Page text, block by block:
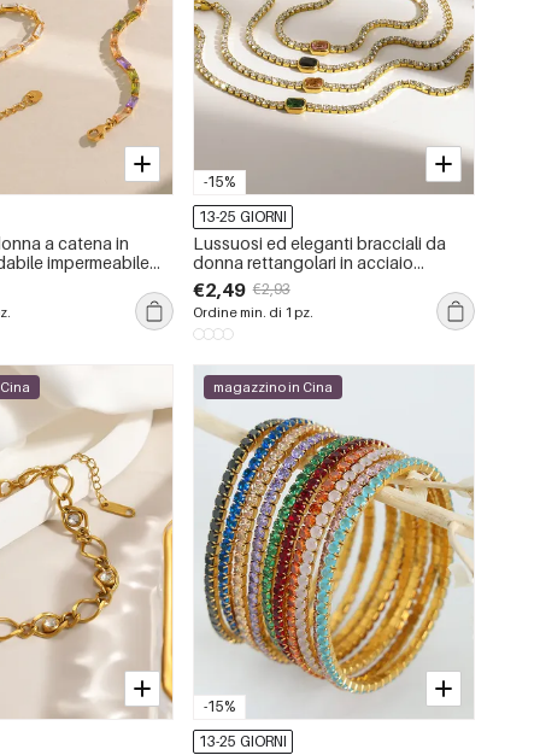
a catena in
impermeabile
-15%
13-25 GIORNI
Lussuosi ed eleganti bracciali da
donna rettangolari in acciaio
inossidabile color oro impermeabile
con zirconi.
€2,49 €2,93
Ordine min. di 1 pz.
-15%
magazzino in Cina
13-25 GIORNI